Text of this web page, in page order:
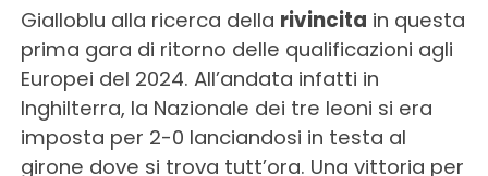
Gialloblu alla ricerca della rivincita in questa
prima gara di ritorno delle qualificazioni agli
Europei del 2024. All’andata infatti in
Inghilterra, la Nazionale dei tre leoni si era
imposta per 2-0 lanciandosi in testa al
girone dove si trova tutt’ora. Una vittoria per